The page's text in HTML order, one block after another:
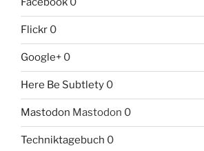
Flickr 0
Google+ 0
Here Be Subtlety 0
Mastodon Mastodon 0
Techniktagebuch 0